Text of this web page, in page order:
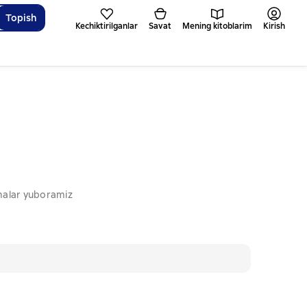
Topish
Kechiktirilganlar Savat Mening kitoblarim Kirish
yuboramiz